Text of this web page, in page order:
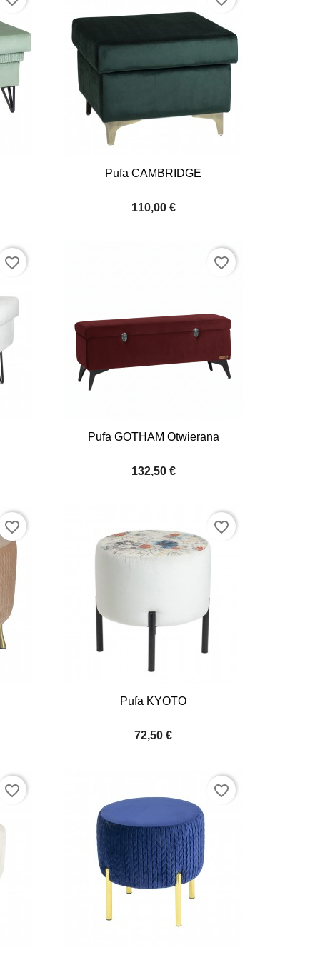
Pufa CAMBRIDGE
110,00 €
Quick view
favorite_border
Pufa GOTHAM Otwierana
132,50 €
Quick view
favorite_border
favorite_border
Pufa KYOTO
72,50 €
Quick view
favorite_border
favorite_border favorite_border